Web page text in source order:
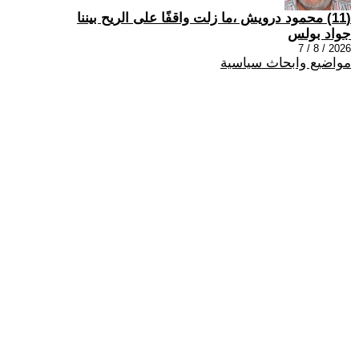
(11) محمود درويش ،ما زلت واقفًا على الريح بيننا
جواد بولس
2026 / 8 / 7
مواضيع وابحاث سياسية